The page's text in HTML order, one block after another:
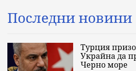
Последни новини
Турция
Украйна да
Черно море